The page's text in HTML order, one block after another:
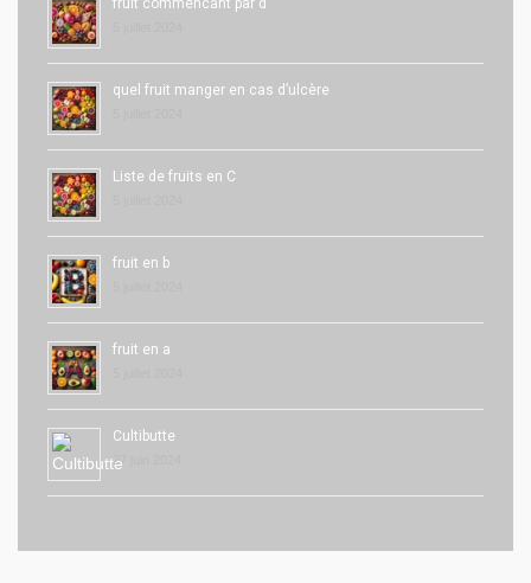
quel fruit manger en cas d’ulcère
Liste de fruits en C
fruit en b
fruit en a
Cultibutte
27 juin 2024